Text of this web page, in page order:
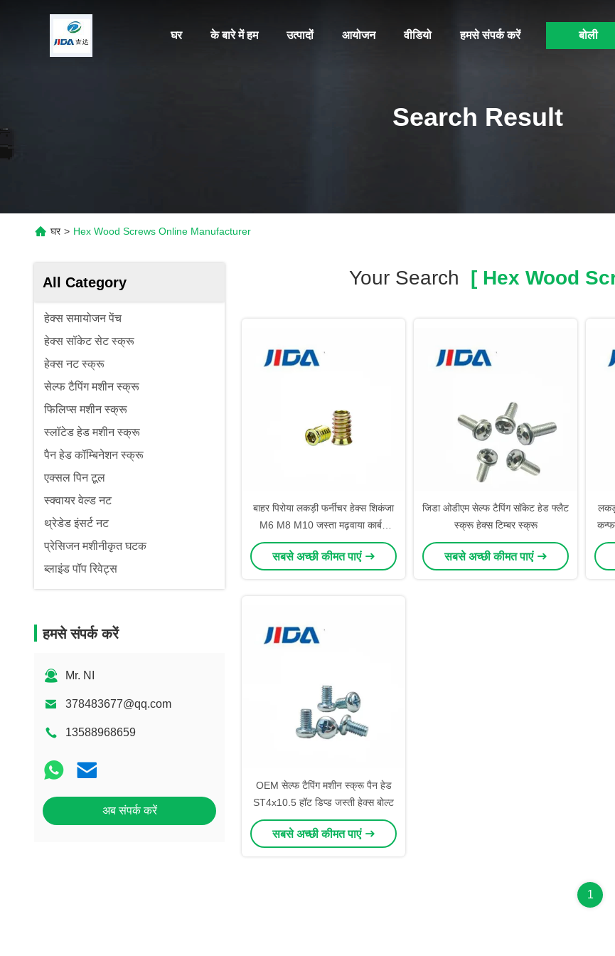
घर के बारे में हम उत्पादों आयोजन वीडियो हमसे संपर्क करें बोली
Search Result
घर > Hex Wood Screws Online Manufacturer
All Category
हेक्स समायोजन पेंच
हेक्स सॉकेट सेट स्क्रू
हेक्स नट स्क्रू
सेल्फ टैपिंग मशीन स्क्रू
फिलिप्स मशीन स्क्रू
स्लॉटेड हेड मशीन स्क्रू
पैन हेड कॉम्बिनेशन स्क्रू
एक्सल पिन टूल
स्क्वायर वेल्ड नट
थ्रेडेड इंसर्ट नट
प्रेसिजन मशीनीकृत घटक
ब्लाइंड पॉप रिवेट्स
हमसे संपर्क करें
Mr. NI
378483677@qq.com
13588968659
अब संपर्क करें
Your Search [ Hex Wood
बाहर पिरोया लकड़ी फर्नीचर हेक्स शिकंजा
M6 M8 M10 जस्ता मढ़वाया कार्बन
स्टील
सबसे अच्छी कीमत पाएं
जिडा ओडीएम सेल्फ टैपिंग सॉकेट हेड फ्लैट
स्क्रू हेक्स टिम्बर स्क्रू
सबसे अच्छी कीमत पाएं
OEM सेल्फ टैपिंग मशीन स्क्रू पैन हेड
ST4x10.5 हॉट डिप्ड जस्ती हेक्स बोल्ट
सबसे अच्छी कीमत पाएं
1